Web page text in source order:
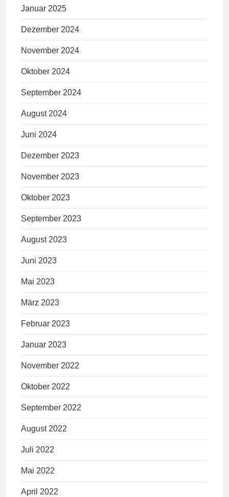
Januar 2025
Dezember 2024
November 2024
Oktober 2024
September 2024
August 2024
Juni 2024
Dezember 2023
November 2023
Oktober 2023
September 2023
August 2023
Juni 2023
Mai 2023
März 2023
Februar 2023
Januar 2023
November 2022
Oktober 2022
September 2022
August 2022
Juli 2022
Mai 2022
April 2022